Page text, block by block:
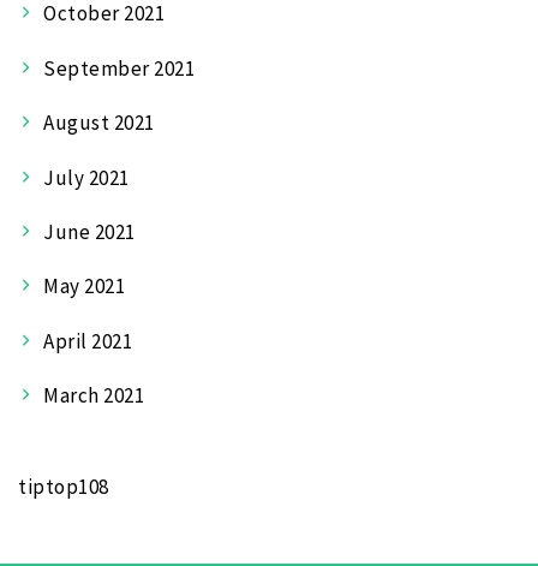
October 2021
September 2021
August 2021
July 2021
June 2021
May 2021
April 2021
March 2021
tiptop108